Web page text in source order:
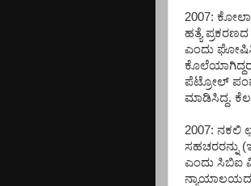
2007:
ಹತ್ಯೆ
ಎಂದು
ಪೆಟ್ರೋಲ್
ಮಾಡಿಸಿದ್ದ.
2007: ನಕಲಿ
ಸಹಚರರನ್ನು
ಎಂದು ಸಿಬಿಐ